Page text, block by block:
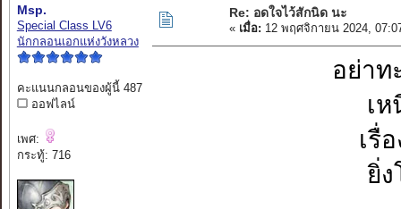
Msp.
Special Class LV6
นักกลอนเอกแห่งวังหลวง
คะแนนกลอนของผู้นี้ 487
ออฟไลน์
เพศ:
กระทู้: 716
Re: อดใจไว้สักนิด นะ
« เมื่อ: 12 พฤศจิกายน 2024,
อย่าท
เ
เรื่
ยิ่